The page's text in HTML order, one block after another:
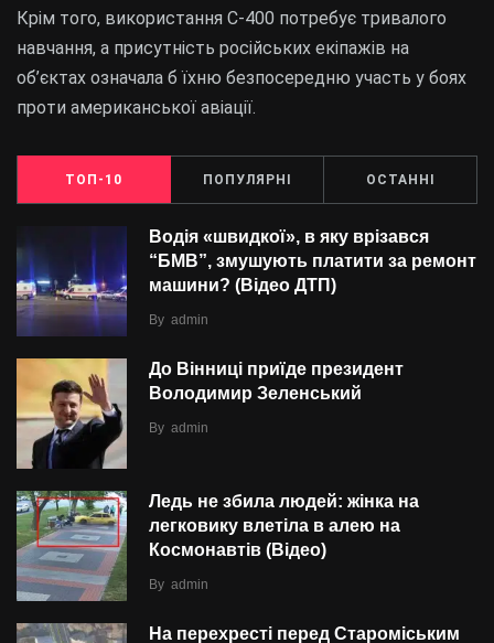
Крім того, використання С-400 потребує тривалого
навчання, а присутність російських екіпажів на
об’єктах означала б їхню безпосередню участь у боях
проти американської авіації.
ТОП-10 ПОПУЛЯРНІ ОСТАННІ
Водія «швидкої», в яку врізався
“БMВ”, змушують платити за ремонт
машини? (Відео ДТП)
By admin
До Вінниці приїде президент
Володимир Зеленський
By admin
Ледь не збила людей: жінка на
легковику влетіла в алею на
Космонавтів (Відео)
By admin
На перехресті перед Староміським